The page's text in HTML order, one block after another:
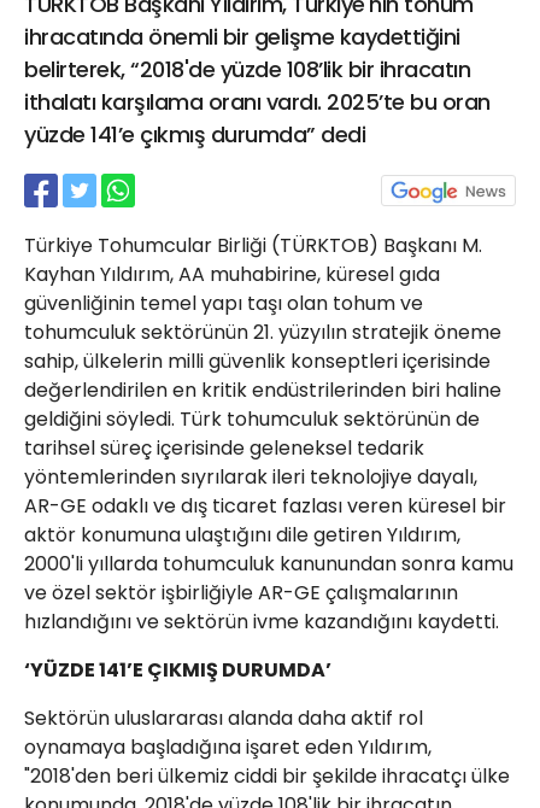
ihracatında önemli bir gelişme kaydettiğini
belirterek, “2018'de yüzde 108’lik bir ihracatın
ithalatı karşılama oranı vardı. 2025’te bu oran
yüzde 141’e çıkmış durumda” dedi
Türkiye Tohumcular Birliği (TÜRKTOB) Başkanı M.
Kayhan Yıldırım, AA muhabirine, küresel gıda
güvenliğinin temel yapı taşı olan tohum ve
tohumculuk sektörünün 21. yüzyılın stratejik öneme
sahip, ülkelerin milli güvenlik konseptleri içerisinde
değerlendirilen en kritik endüstrilerinden biri haline
geldiğini söyledi. Türk tohumculuk sektörünün de
tarihsel süreç içerisinde geleneksel tedarik
yöntemlerinden sıyrılarak ileri teknolojiye dayalı,
AR-GE odaklı ve dış ticaret fazlası veren küresel bir
aktör konumuna ulaştığını dile getiren Yıldırım,
2000'li yıllarda tohumculuk kanunundan sonra kamu
ve özel sektör işbirliğiyle AR-GE çalışmalarının
hızlandığını ve sektörün ivme kazandığını kaydetti.
‘YÜZDE 141’E ÇIKMIŞ DURUMDA’
Sektörün uluslararası alanda daha aktif rol
oynamaya başladığına işaret eden Yıldırım,
"2018'den beri ülkemiz ciddi bir şekilde ihracatçı ülke
21 Gölcük
02624132333
haber@golcukpostasi.com